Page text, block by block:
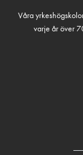
Våra
varje år över